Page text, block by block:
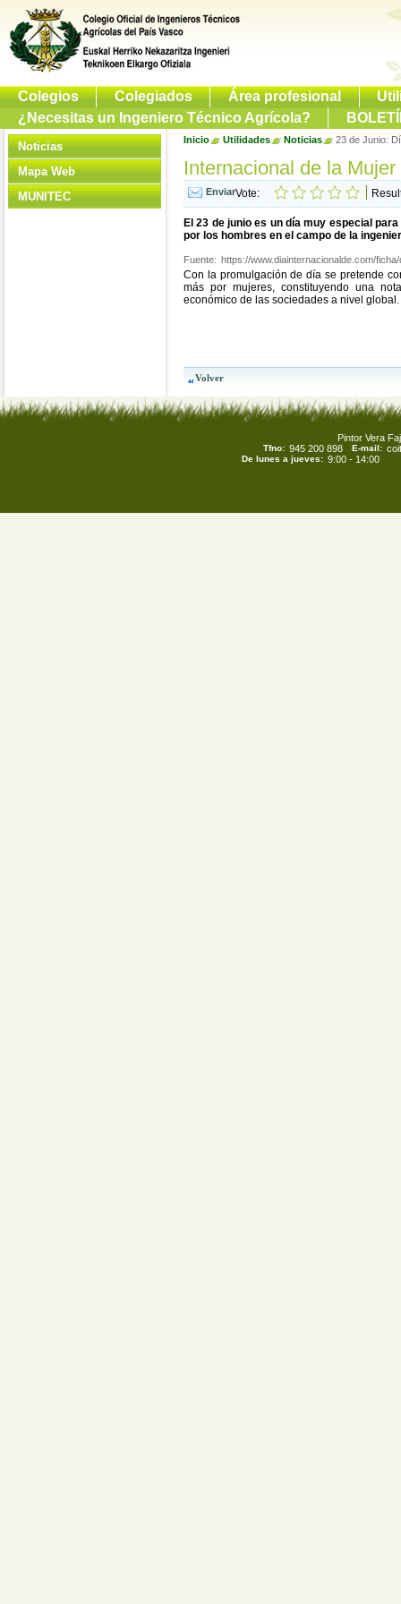
Colegios Colegiados Área profesional
¿Necesitas un Ingeniero Técnico Agrícola?
Noticias
Mapa Web
MUNITEC
Inicio Utilidades Noticias 23 de Junio:
Internacional de la
Vote:
El 23 de junio es un día muy especial
por los hombres en el campo de la
Fuente: https://www.diainternacionalde.com/
Con la promulgación de día se pretende
más por mujeres, constituyendo una
económico de las sociedades a nivel global.
Pintor Vera
Tfno: 945 200 898 E-mail:
De lunes a jueves: 9:00 - 14:00